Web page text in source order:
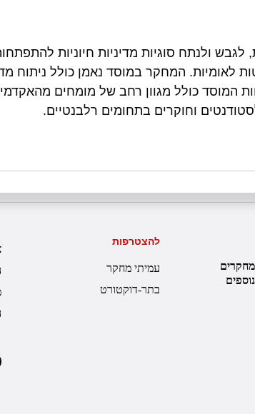
רווח, שנועד לזהות, לגבש ולנתח סוגיות מדיניות חיוניות
לאומיות. המחקר במוסד נאמן כולל ניתוח
המוסד כולל מגוון רחב של מומחים
וחוקרים בתחומים רלבנטיים.
מחקרים
נוספים
להצטרפות
עמיתי מחקר
בתר-דוקטורט